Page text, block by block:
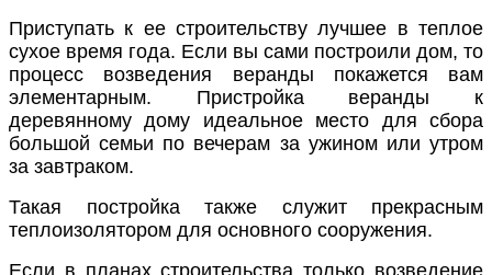
Приступать к ее строительству лучшее в теплое
сухое время года. Если вы сами построили дом, то
процесс возведения веранды покажется вам
элементарным. Пристройка веранды к
деревянному дому идеальное место для сбора
большой семьи по вечерам за ужином или утром
за завтраком.
Такая постройка также служит прекрасным
теплоизолятором для основного сооружения.
Если в планах строительства только возведение